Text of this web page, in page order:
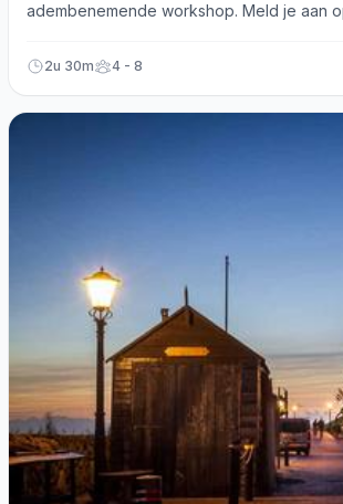
adembenemende workshop. Meld je aan
2u 30m 4 - 8